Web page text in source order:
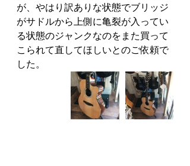
が、やはり訳ありな状態でブリッジ
がサドルから上側に亀裂が入ってい
る状態のジャンクなのをまた買って
こられて直してほしいとのご依頼で
した。